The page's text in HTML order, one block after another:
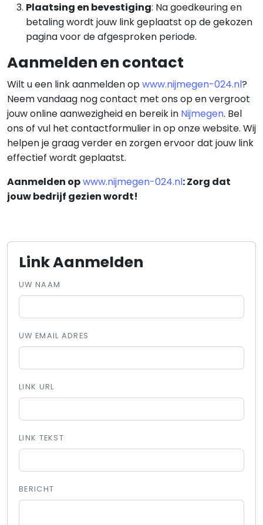
Plaatsing en bevestiging: Na goedkeuring en
betaling wordt jouw link geplaatst op de gekozen
pagina voor de afgesproken periode.
Aanmelden en contact
Wilt u een link aanmelden opwww.nijmegen-024.nl?
Neem vandaag nog contact met ons op en vergroot
jouw online aanwezigheid en bereik in Nijmegen. Bel
ons of vul het contactformulier in op onze website. Wij
helpen je graag verder en zorgen ervoor dat jouw link
effectief wordt geplaatst.
Aanmelden opwww.nijmegen-024.nl: Zorg dat
jouw bedrijf gezien wordt!
Link Aanmelden
UW NAAM
UW EMAIL ADRES
LINK URL
LINK TEKST
BERICHT